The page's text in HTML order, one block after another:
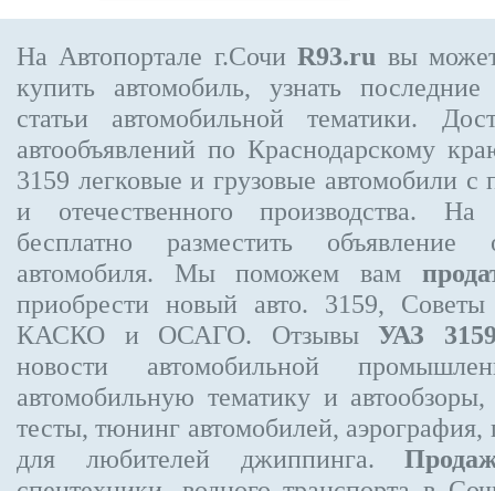
На Автопортале г.СочиR93.ru вы
купить автомобиль, узнать
статьи автомобильной тематики.
автообъявлений по Краснодарскому
3159 легковые и грузовые автомобили с
и отечественного производства.
бесплатно разместить объявление о
автомобиля. Мы поможем вам
приобрести новый авто. 3159, Советы
КАСКО и ОСАГО. ОтзывыУАЗ
новости автомобильной
автомобильную тематику и
тесты, тюнинг автомобилей,
для любителей джиппинга.